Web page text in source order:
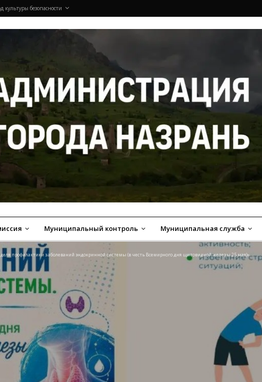
культуры безопасности
Муниципальный контроль Муниципальная служба
профилактики заболеваний эндокринной системы (в честь Всемирного дня щитовидной железы 25 мая)»